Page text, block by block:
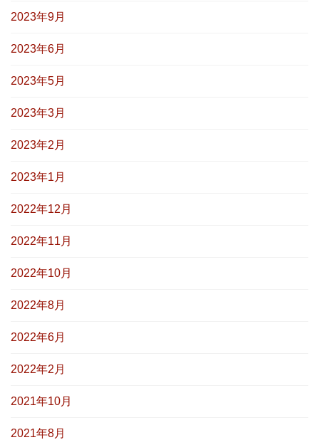
2023年9月
2023年6月
2023年5月
2023年3月
2023年2月
2023年1月
2022年12月
2022年11月
2022年10月
2022年8月
2022年6月
2022年2月
2021年10月
2021年8月